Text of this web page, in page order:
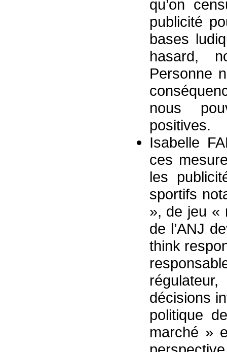
qu’on
publicité
bases
hasard,
Personne
nous
positives.
Isabelle
ces
les
sportifs
», de jeu «
de l’ANJ
think
décisions
politique
marché »